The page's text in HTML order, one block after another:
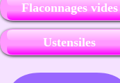
Flaconnages vides
Ustensiles